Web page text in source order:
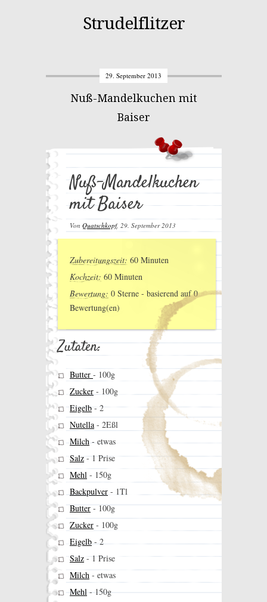
Strudelflitzer
29. September 2013
Nuß-Mandelkuchen mit
Baiser
Nuß-Mandelkuchen
mit Baiser
Von Quatschkopf, 29. September 2013
Zubereitungszeit: 60 Minuten
Kochzeit: 60 Minuten
Bewertung: 0Sterne - basierend auf0
Bewertung(en)
Zutaten:
Butter - 100g
Zucker- 100g
Eigelb- 2
Nutella- 2Eßl
Milch-etwas
Salz-1 Prise
Mehl- 150g
Backpulver- 1Tl
Butter- 100g
Zucker- 100g
Eigelb-2
Salz-1 Prise
Milch- etwas
Mehl- 150g